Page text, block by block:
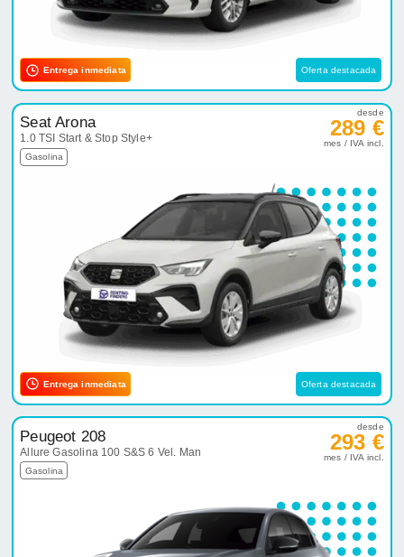
Entrega inmediata Oferta destacada
Seat Arona
1.0 TSI Start & Stop Style+
Gasolina
desde
289 €
mes / IVA incl.
Entrega inmediata Oferta destacada
Peugeot 208
Allure Gasolina 100 S&S 6 Vel. Man
Gasolina
desde
293 €
mes / IVA incl.